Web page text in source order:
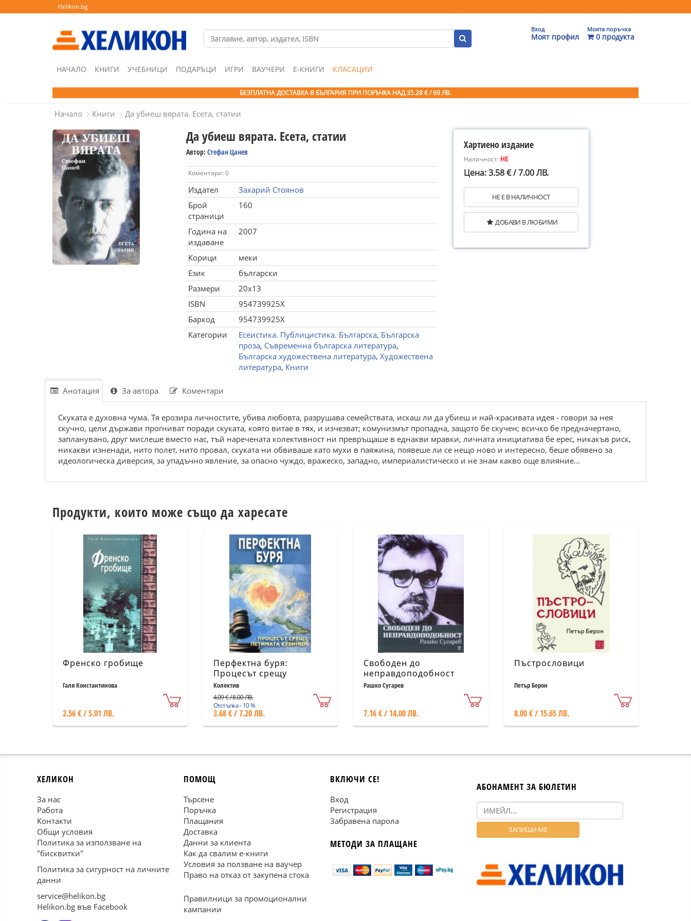
Helikon.bg
Вход
Моят профил
Моята поръчка
0 продукта
НАЧАЛО КНИГИ УЧЕБНИЦИ ПОДАРЪЦИ ИГРИ ВАУЧЕРИ Е-КНИГИ КЛАСАЦИИ
БЕЗПЛАТНА ДОСТАВКА В БЪЛГАРИЯ ПРИ ПОРЪЧКА НАД 35.28 € / 69 ЛВ.
Начало Книги Да убиеш вярата. Есета, статии
Да убиеш вярата. Есета, статии
Автор: Стефан Цанев
Коментари: 0
Издател
Захарий Стоянов
Брой
страници
160
Година на
издаване
2007
Корици
меки
Език
български
Размери
20x13
ISBN
954739925X
Баркод
954739925X
Категории
Есеистика. Публицистика. Българска, Българска
проза, Съвременна българска литература,
Българска художествена литература, Художествена
литература, Книги
Хартиено издание
Наличност: НЕ
Цена: 3.58 € / 7.00 ЛВ.
НЕ Е В НАЛИЧНОСТ
ДОБАВИ В ЛЮБИМИ
Анотация За автора Коментари
Скуката е духовна чума. Тя ерозира личностите, убива любовта, разрушава семействата, искаш ли да убиеш и най-красивата идея - говори за нея
скучно, цели държави прогниват поради скуката, която витае в тях, и изчезват; комунизмът пропадна, защото бе скучен; всичко бе предначертано,
запланувано, друг мислеше вместо нас, тъй наречената колективност ни превръщаше в еднакви мравки, личната инициатива бе ерес, никакъв риск,
никакви изненади, нито полет, нито провал, скуката ни обвиваше като мухи в паяжина, появеше ли се нещо ново и интересно, беше обявено за
идеологическа диверсия, за упадъчно явление, за опасно чуждо, вражеско, западно, империалистическо и не знам какво още влияние...
Продукти, които може също да харесате
Френско гробище
Галя Константинова
2.56 € / 5.01 ЛВ.
Перфектна буря:
Процесът срещу
петимата кубинци
Колектив
4.09 € / 8.00 ЛВ.
Отстъпка - 10 %
3.68 € / 7.20 ЛВ.
Свободен до
неправдоподобност
Рашко Сугарев
7.16 € / 14.00 ЛВ.
Пъстрословици
Петър Берон
8.00 € / 15.65 ЛВ.
ХЕЛИКОН
За нас
Работа
Контакти
Общи условия
Политика за използване на
"бисквитки"
Политика за сигурност на личните
данни
service@helikon.bg
Helikon.bg във Facebook
ПОМОЩ
Търсене
Поръчка
Плащания
Доставка
Данни за клиента
Как да свалим е-книги
Условия за ползване на ваучер
Право на отказ от закупена стока
Правилници за промоционални
кампании
ВКЛЮЧИ СЕ!
Вход
Регистрация
Забравена парола
МЕТОДИ ЗА ПЛАЩАНЕ
АБОНАМЕНТ ЗА БЮЛЕТИН